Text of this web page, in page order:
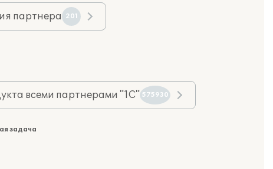
партнера 201
всеми партнерами "1С" 575930
задача